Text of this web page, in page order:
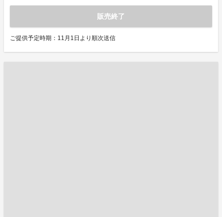
販売終了
ご提供予定時期：11月1日より順次送信